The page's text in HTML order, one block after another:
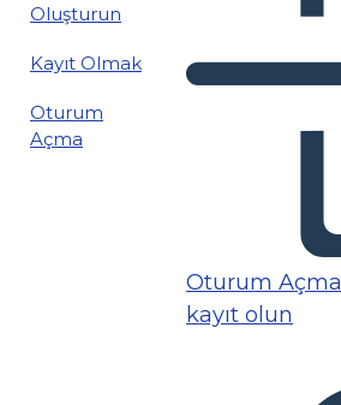
Oluşturun
Kayıt Olmak
Oturum
Açma
Oturum Açma
kayıt olun